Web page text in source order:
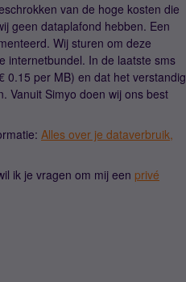
van de hoge kosten die
geen dataplafond hebben. Een
Wij sturen om deze
internetbundel. In de laatste sms
0.15 per MB) en dat het verstandig
Vanuit Simyo doen wij ons best
Alles over je dataverbruik,
ik je vragen om mij een privé